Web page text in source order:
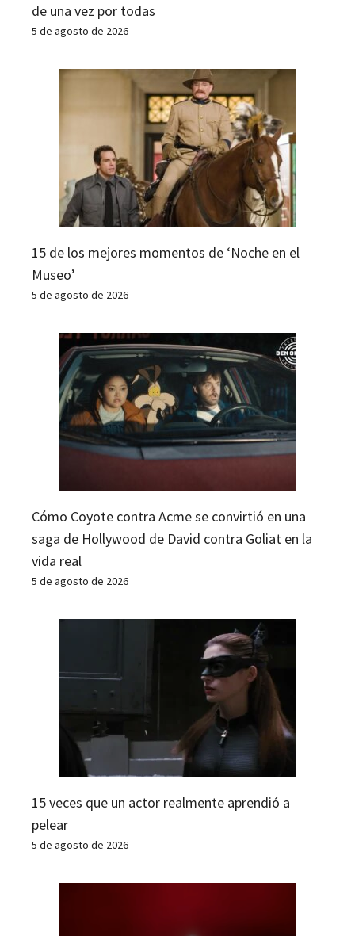
de una vez por todas
5 de agosto de 2026
15 de los mejores momentos de ‘Noche en el
Museo’
5 de agosto de 2026
Cómo Coyote contra Acme se convirtió en una
saga de Hollywood de David contra Goliat en la
vida real
5 de agosto de 2026
15 veces que un actor realmente aprendió a
pelear
5 de agosto de 2026